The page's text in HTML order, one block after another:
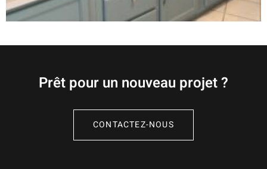
Prêt pour un nouveau projet ?
CONTACTEZ-NOUS